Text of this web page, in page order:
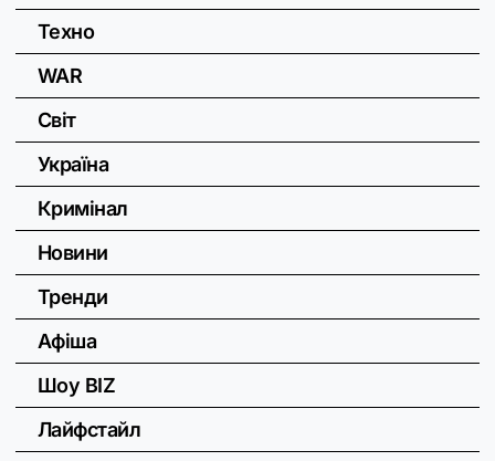
Техно
WAR
Світ
Україна
Кримінал
Новини
Тренди
Афіша
Шоу BIZ
Лайфстайл